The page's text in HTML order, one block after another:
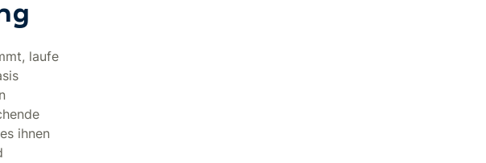
laufe
ihnen